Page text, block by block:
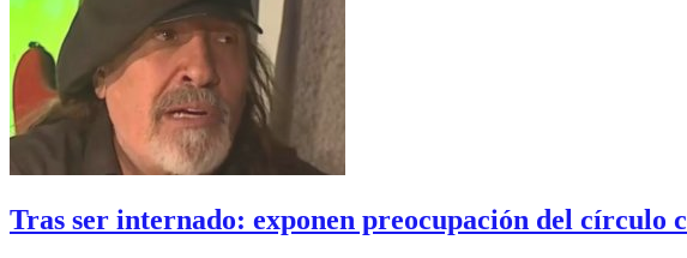
Tras ser internado: exponen preocupación del círculo